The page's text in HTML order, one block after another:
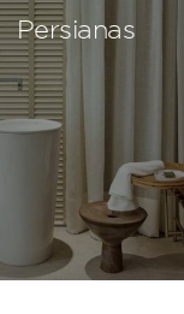
Persianas